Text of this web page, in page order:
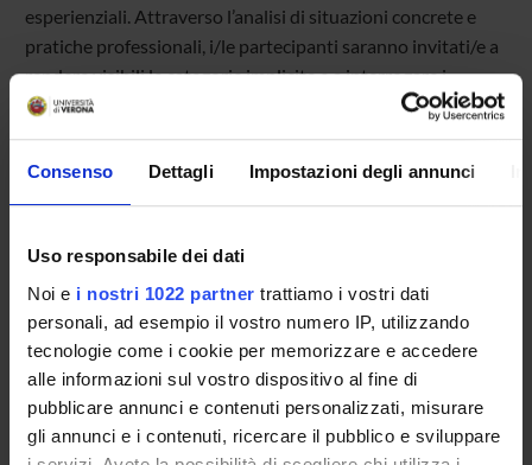
Consenso Dettagli Impostazioni degli annunci
Uso responsabile dei dati
Noi e i nostri 1022 partner trattiamo i vostri dati
personali, ad esempio il vostro numero IP, utilizzando
tecnologie come i cookie per memorizzare e accedere
alle informazioni sul vostro dispositivo al fine di
pubblicare annunci e contenuti personalizzati, misurare
gli annunci e i contenuti, ricercare il pubblico e sviluppare
esperienziali. Attraverso l’analisi di situazioni concrete e
pratiche professionali, i/le partecipanti saranno invitati/e a
rendere visibili le categorie implicite e a interrogare i
modelli culturali, i valori e le norme che orientano il lavoro
educativo. Il percorso vuole rappresentare un primo passo
verso una riflessione critica sul ruolo dei servizi educativi,
TITOLO FORMATO (LINGUA, DIMENSIONE, DATA
Locandina pdf (it, 567 KB, 15/04/26)